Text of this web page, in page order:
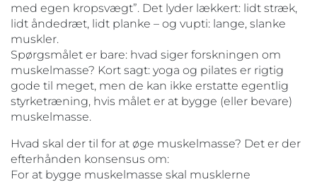
med egen kropsvægt”. Det lyder lækkert: lidt stræk,
lidt åndedræt, lidt planke – og vupti: lange, slanke
muskler.
Spørgsmålet er bare: hvad siger forskningen om
muskelmasse? Kort sagt: yoga og pilates er rigtig
gode til meget, men de kan ikke erstatte egentlig
styrketræning, hvis målet er at bygge (eller bevare)
muskelmasse.
Hvad skal der til for at øge muskelmasse? Det er der
efterhånden konsensus om:
For at bygge muskelmasse skal musklerne